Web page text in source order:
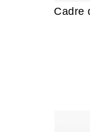
Cadre